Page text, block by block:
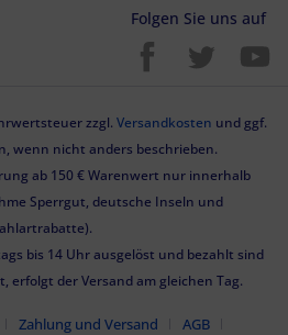
Folgen Sie uns auf
zzgl. Versandkosten und ggf.
wenn nicht anders beschrieben.
ab 150 € Warenwert nur innerhalb
Sperrgut, deutsche Inseln und
bis 14 Uhr ausgelöst und bezahlt sind
erfolgt der Versand am gleichen Tag.
Zahlung und Versand
AGB